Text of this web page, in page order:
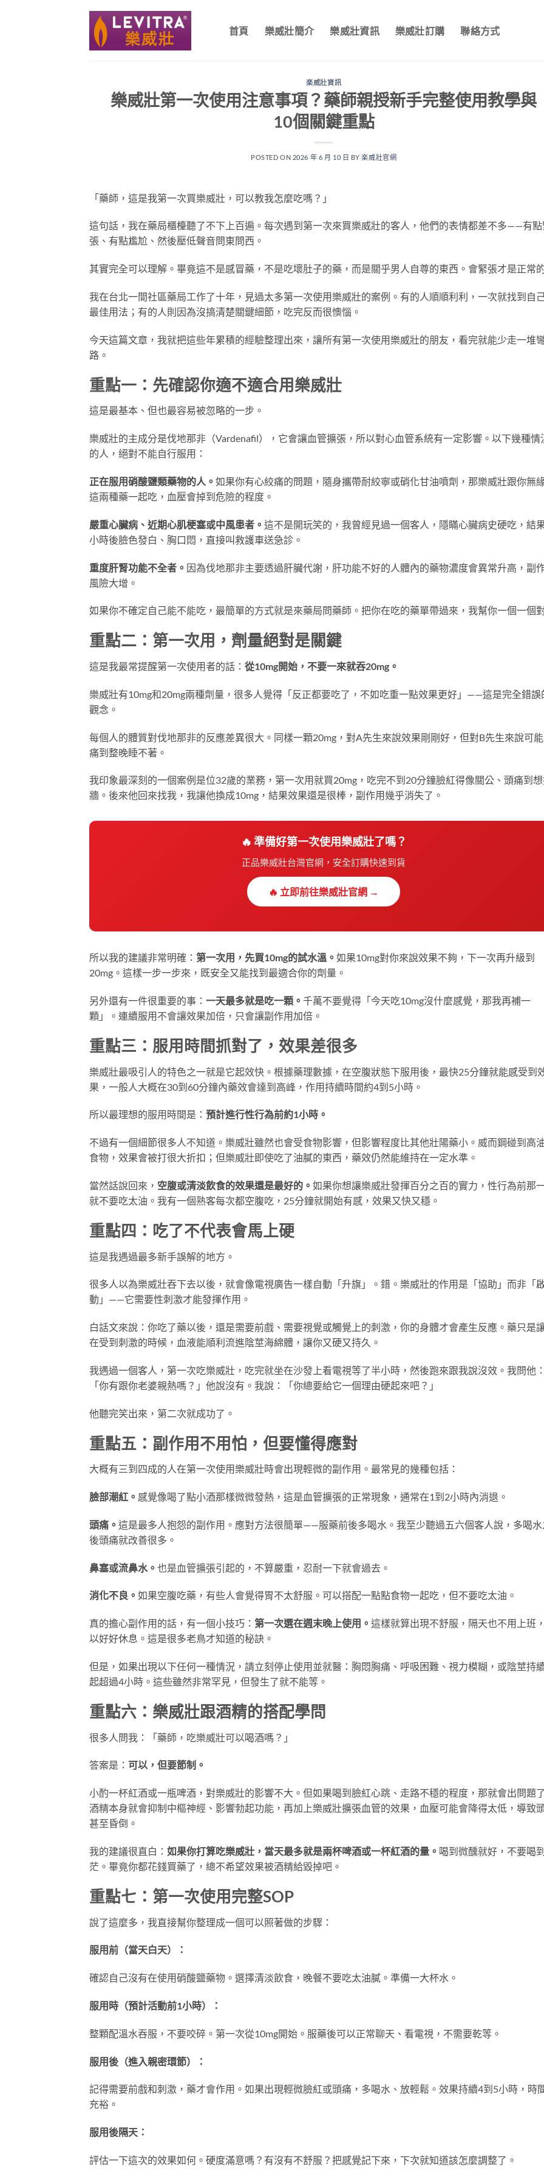
首頁 樂威壯簡介 樂威壯資訊 樂威壯訂購 聯絡方式
楽威壯資訊
樂威壯第一次使用注意事項？藥師親授新手完整使用教學與
10個關鍵重點
POSTED ON 2026 年 6 月 10 日 BY楽威壯官網
「藥師，這是我第一次買樂威壯，可以教我怎麼吃嗎？」
這句話，我在藥局櫃檯聽了不下上百遍。每次遇到第一次來買樂威壯的客人，他們的表情都差不多——有
張、有點尷尬、然後壓低聲音問東問西。
其實完全可以理解。畢竟這不是感冒藥，不是吃壞肚子的藥，而是關乎男人自尊的東西。會緊張才是正常
我在台北一間社區藥局工作了十年，見過太多第一次使用樂威壯的案例。有的人順順利利，一次就找到自
最佳用法；有的人則因為沒搞清楚關鍵細節，吃完反而很懊惱。
今天這篇文章，我就把這些年累積的經驗整理出來，讓所有第一次使用樂威壯的朋友，看完就能少走一堆
路。
重點一：先確認你適不適合用樂威壯
這是最基本、但也最容易被忽略的一步。
樂威壯的主成分是伐地那非（Vardenafil），它會讓血管擴張，所以對心血管系統有一定影響。以下幾種情
的人，絕對不能自行服用：
正在服用硝酸鹽類藥物的人。 如果你有心絞痛的問題，隨身攜帶耐絞寧或硝化甘油噴劑，那樂威壯跟你無
這兩種藥一起吃，血壓會掉到危險的程度。
嚴重心臟病、近期心肌梗塞或中風患者。 這不是開玩笑的，我曾經見過一個客人，隱瞞心臟病史硬吃，結
小時後臉色發白、胸口悶，直接叫救護車送急診。
重度肝腎功能不全者。 因為伐地那非主要透過肝臟代謝，肝功能不好的人體內的藥物濃度會異常升高，副
風險大增。
如果你不確定自己能不能吃，最簡單的方式就是來藥局問藥師。把你在吃的藥單帶過來，我幫你一個一個
重點二：第一次用，劑量絕對是關鍵
這是我最常提醒第一次使用者的話： 從10mg開始，不要一來就吞20mg。
樂威壯有10mg和20mg兩種劑量，很多人覺得「反正都要吃了，不如吃重一點效果更好」——這是完全錯誤
觀念。
每個人的體質對伐地那非的反應差異很大。同樣一顆20mg，對A先生來說效果剛剛好，但對B先生來說可
痛到整晚睡不著。
我印象最深刻的一個案例是位32歲的業務，第一次用就買20mg，吃完不到20分鐘臉紅得像關公、頭痛到
牆。後來他回來找我，我讓他換成10mg，結果效果還是很棒，副作用幾乎消失了。
🔥 準備好第一次使用樂威壯了嗎？
正品樂威壯台灣官網，安全訂購快速到貨
🔥 立即前往樂威壯官網 →
所以我的建議非常明確： 第一次用，先買10mg的試水溫。 如果10mg對你來說效果不夠，下一次再升級到
20mg。這樣一步一步來，既安全又能找到最適合你的劑量。
另外還有一件很重要的事： 一天最多就是吃一顆。 千萬不要覺得「今天吃10mg沒什麼感覺，那我再補一
顆」。連續服用不會讓效果加倍，只會讓副作用加倍。
重點三：服用時間抓對了，效果差很多
樂威壯最吸引人的特色之一就是它起效快。根據藥理數據，在空腹狀態下服用後，最快25分鐘就能感受到
果，一般人大概在30到60分鐘內藥效會達到高峰，作用持續時間約4到5小時。
所以最理想的服用時間是： 預計進行性行為前約1小時。
不過有一個細節很多人不知道。樂威壯雖然也會受食物影響，但影響程度比其他壯陽藥小。威而鋼碰到高
食物，效果會被打很大折扣；但樂威壯即使吃了油膩的東西，藥效仍然能維持在一定水準。
當然話說回來， 空腹或清淡飲食的效果還是最好的。 如果你想讓樂威壯發揮百分之百的實力，性行為前那
就不要吃太油。我有一個熟客每次都空腹吃，25分鐘就開始有感，效果又快又穩。
重點四：吃了不代表會馬上硬
這是我遇過最多新手誤解的地方。
很多人以為樂威壯吞下去以後，就會像電視廣告一樣自動「升旗」。錯。樂威壯的作用是「協助」而非「
動」——它需要性刺激才能發揮作用。
白話文來說：你吃了藥以後，還是需要前戲、需要視覺或觸覺上的刺激，你的身體才會產生反應。藥只是
在受到刺激的時候，血液能順利流進陰莖海綿體，讓你又硬又持久。
我遇過一個客人，第一次吃樂威壯，吃完就坐在沙發上看電視等了半小時，然後跑來跟我說沒效。我問他
「你有跟你老婆親熱嗎？」他說沒有。我說：「你總要給它一個理由硬起來吧？」
他聽完笑出來，第二次就成功了。
重點五：副作用不用怕，但要懂得應對
大概有三到四成的人在第一次使用樂威壯時會出現輕微的副作用。最常見的幾種包括：
臉部潮紅。 感覺像喝了點小酒那樣微微發熱，這是血管擴張的正常現象，通常在1到2小時內消退。
頭痛。 這是最多人抱怨的副作用。應對方法很簡單——服藥前後多喝水。我至少聽過五六個客人說，多喝
後頭痛就改善很多。
鼻塞或流鼻水。 也是血管擴張引起的，不算嚴重，忍耐一下就會過去。
消化不良。 如果空腹吃藥，有些人會覺得胃不太舒服。可以搭配一點點食物一起吃，但不要吃太油。
真的擔心副作用的話，有一個小技巧： 第一次選在週末晚上使用。 這樣就算出現不舒服，隔天也不用上班
以好好休息。這是很多老鳥才知道的秘訣。
但是，如果出現以下任何一種情況，請立刻停止使用並就醫：胸悶胸痛、呼吸困難、視力模糊，或陰莖持
起超過4小時。這些雖然非常罕見，但發生了就不能等。
重點六：樂威壯跟酒精的搭配學問
很多人問我：「藥師，吃樂威壯可以喝酒嗎？」
答案是： 可以，但要節制。
小酌一杯紅酒或一瓶啤酒，對樂威壯的影響不大。但如果喝到臉紅心跳、走路不穩的程度，那就會出問題
酒精本身就會抑制中樞神經、影響勃起功能，再加上樂威壯擴張血管的效果，血壓可能會降得太低，導致
甚至昏倒。
我的建議很直白： 如果你打算吃樂威壯，當天最多就是兩杯啤酒或一杯紅酒的量。 喝到微醺就好，不要喝
茫。畢竟你都花錢買藥了，總不希望效果被酒精給毀掉吧。
重點七：第一次使用完整SOP
說了這麼多，我直接幫你整理成一個可以照著做的步驟：
服用前（當天白天）：
確認自己沒有在使用硝酸鹽藥物。選擇清淡飲食，晚餐不要吃太油膩。準備一大杯水。
服用時（預計活動前1小時）：
整顆配溫水吞服，不要咬碎。第一次從10mg開始。服藥後可以正常聊天、看電視，不需要乾等。
服用後（進入親密環節）：
記得需要前戲和刺激，藥才會作用。如果出現輕微臉紅或頭痛，多喝水、放輕鬆。效果持續4到5小時，時
充裕。
服用後隔天：
評估一下這次的效果如何。硬度滿意嗎？有沒有不舒服？把感覺記下來，下次就知道該怎麼調整了。